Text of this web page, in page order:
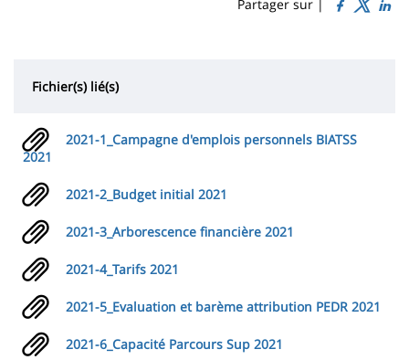
Partager sur |
de
page
principale
Fichier(s) lié(s)
2021-1_Campagne d'emplois personnels BIATSS
2021
2021-2_Budget initial 2021
2021-3_Arborescence financière 2021
2021-4_Tarifs 2021
2021-5_Evaluation et barème attribution PEDR 2021
2021-6_Capacité Parcours Sup 2021